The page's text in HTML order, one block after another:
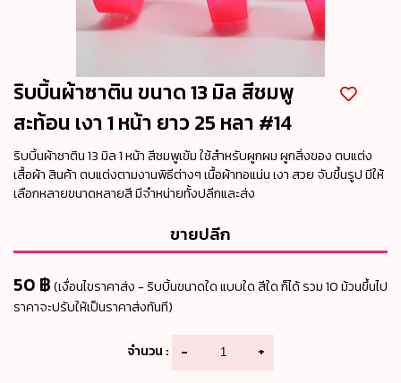
ริบบิ้นผ้าซาติน ขนาด 13 มิล สีชมพู
สะท้อน เงา 1 หน้า ยาว 25 หลา #14
ริบบิ้นผ้าซาติน 13 มิล 1 หน้า สีชมพูเข้ม ใช้สำหรับผูกผม ผูกสิ่งของ ตบแต่ง
เสื้อผ้า สินค้า ตบแต่งตามงานพิธีต่างๆ เนื้อผ้าทอแน่น เงา สวย จับขึ้นรูป มีให้
เลือกหลายขนาดหลายสี มีจำหน่ายทั้งปลีกและส่ง
ขายปลีก
50 ฿(เงื่อนไขราคาส่ง - ริบบิ้นขนาดใด แบบใด สีใด ก็ได้ รวม 10 ม้วนขึ้นไป
ราคาจะปรับให้เป็นราคาส่งทันที)
จำนวน : - +